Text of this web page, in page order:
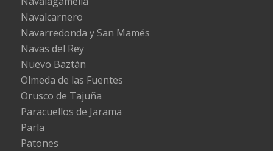
Navalcarnero
Navarredonda y San Mamés
Navas del Rey
Nuevo Baztán
Olmeda de las Fuentes
Orusco de Tajuña
Paracuellos de Jarama
Parla
Patones